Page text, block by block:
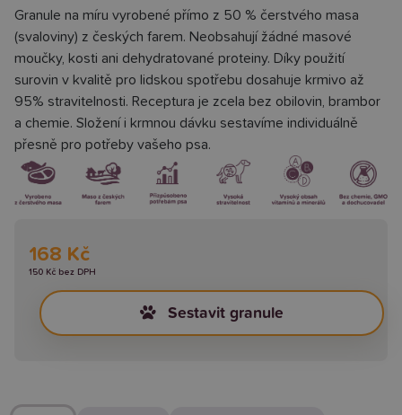
Hodnoceno
4.99z 5 na
základě
297
hodnocení
zákazníků
Granule na míru vyrobené přímo z 50 % čerstvého masa
(svaloviny) z českých farem. Neobsahují žádné masové
moučky, kosti ani dehydratované proteiny. Díky použití
surovin v kvalitě pro lidskou spotřebu dosahuje krmivo až
95% stravitelnosti. Receptura je zcela bez obilovin, brambor
a chemie. Složení i krmnou dávku sestavíme individuálně
přesně pro potřeby vašeho psa.
168 Kč
150 Kč bez DPH
Sestavit granule